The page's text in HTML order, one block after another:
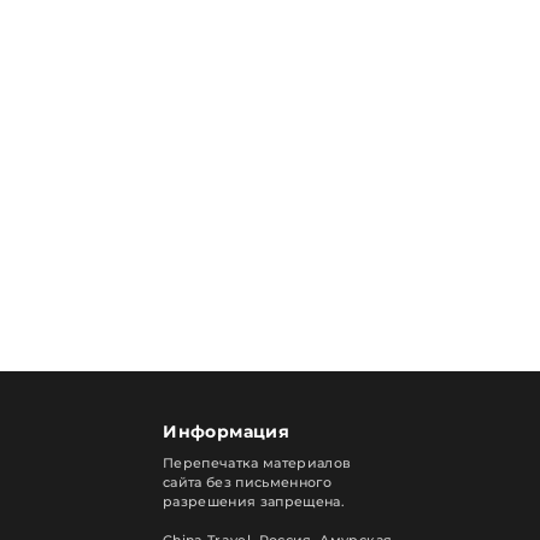
Информация
Перепечатка материалов
сайта без письменного
разрешения запрещена.